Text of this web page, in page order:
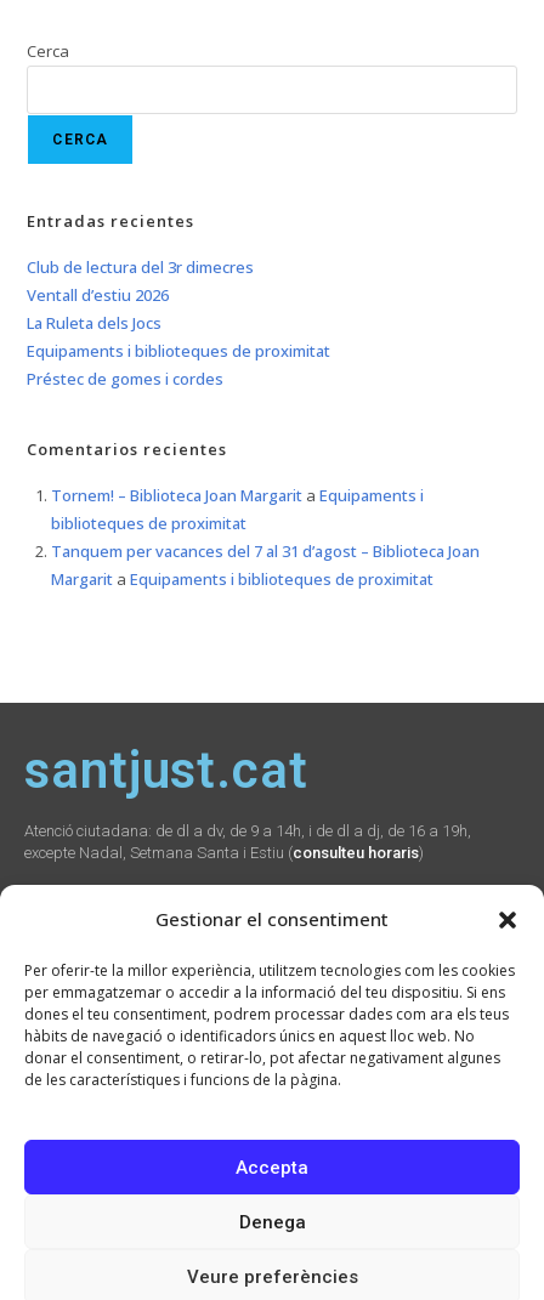
Gestionar el consentiment
Per oferir-te la millor experiència, utilitzem tecnologies com les cookies
per emmagatzemar o accedir a la informació del teu dispositiu. Si ens
dones el teu consentiment, podrem processar dades com ara els teus
hàbits de navegació o identificadors únics en aquest lloc web. No
donar el consentiment, o retirar-lo, pot afectar negativament algunes
de les característiques i funcions de la pàgina.
Accepta
Denega
Veure preferències
Cerca
CERCA
Entradas recientes
Club de lectura del 3r dimecres
Ventall d’estiu 2026
La Ruleta dels Jocs
Equipaments i biblioteques de proximitat
Préstec de gomes i cordes
Comentarios recientes
Tornem! – Biblioteca Joan Margarit aEquipaments i
biblioteques de proximitat
Tanquem per vacances del 7 al 31 d’agost – Biblioteca Joan
Margarit aEquipaments i biblioteques de proximitat
santjust.cat
Atenció ciutadana: de dl a dv, de 9 a 14h, i de dl a dj, de 16 a 19h,
excepte Nadal, Setmana Santa i Estiu (consulteu horaris)
Social
Webs
municipals
Promunsa
Promoció Econòmica
seu.cat
Contacte
Plaça Verdaguer, 2
Sant Just Desvern,
08960
934 804 800
Avís Legal